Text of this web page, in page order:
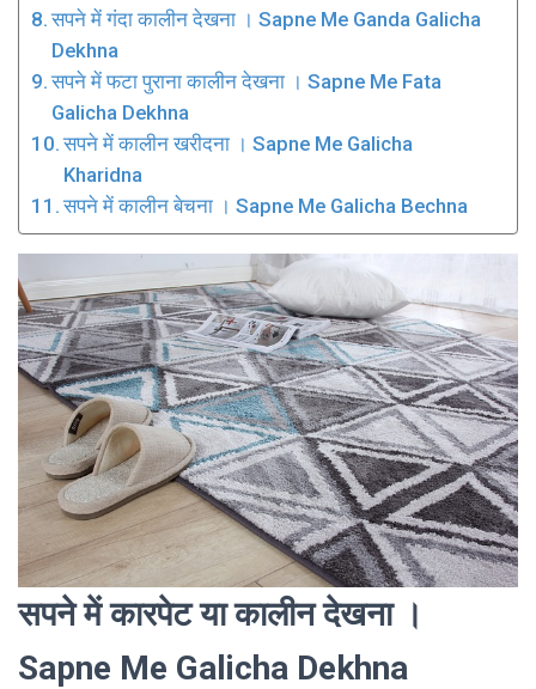
सपने में गंदा कालीन देखना । Sapne Me Ganda Galicha
Dekhna
सपने में फटा पुराना कालीन देखना । Sapne Me Fata
Galicha Dekhna
सपने में कालीन खरीदना । Sapne Me Galicha
Kharidna
सपने में कालीन बेचना । Sapne Me Galicha Bechna
सपने में कारपेट या कालीन देखना ।
Sapne Me Galicha Dekhna